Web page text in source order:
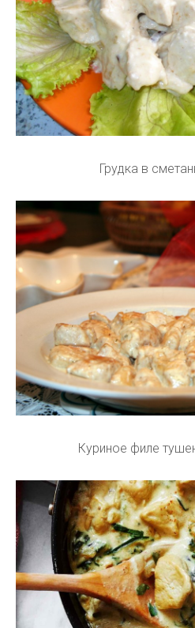
Грудка в
Куриное филе